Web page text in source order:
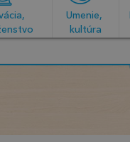
Umenie,
kultúra